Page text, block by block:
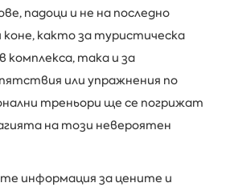
падоци и не на последно
както за туристическа
комплекса, така и за
или упражнения по
треньори ще се погрижат
на този невероятен
информация за цените и